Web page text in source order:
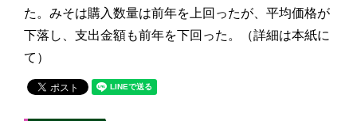
た。みそは購入数量は前年を上回ったが、平均価格が
下落し、支出金額も前年を下回った。（詳細は本紙に
て）